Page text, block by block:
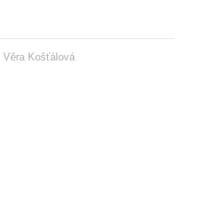
Věra Košťálová